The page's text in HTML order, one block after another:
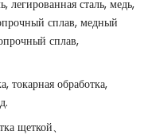
легированная сталь, медь,
сплав, медный
сплав,
токарная обработка,
щеткой、